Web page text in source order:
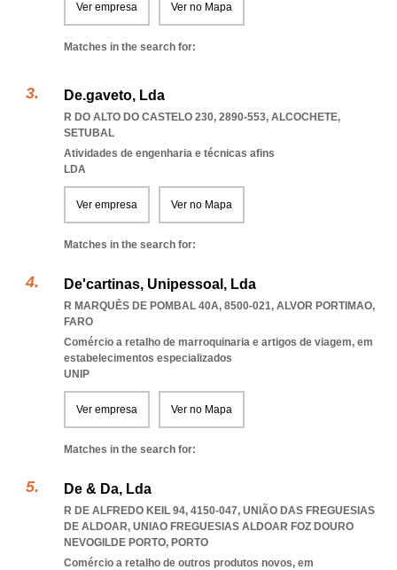
Ver empresa Ver no Mapa
Matches in the search for:
De.gaveto, Lda
R DO ALTO DO CASTELO 230, 2890-553, ALCOCHETE,
SETUBAL
Atividades de engenharia e técnicas afins
LDA
Ver empresa Ver no Mapa
Matches in the search for:
De'cartinas, Unipessoal, Lda
R MARQUÊS DE POMBAL 40A, 8500-021, ALVOR PORTIMAO,
FARO
Comércio a retalho de marroquinaria e artigos de viagem, em
estabelecimentos especializados
UNIP
Ver empresa Ver no Mapa
Matches in the search for:
De & Da, Lda
R DE ALFREDO KEIL 94, 4150-047, UNIÃO DAS FREGUESIAS
DE ALDOAR, UNIAO FREGUESIAS ALDOAR FOZ DOURO
NEVOGILDE PORTO, PORTO
Comércio a retalho de outros produtos novos, em